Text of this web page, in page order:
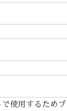
使用するため